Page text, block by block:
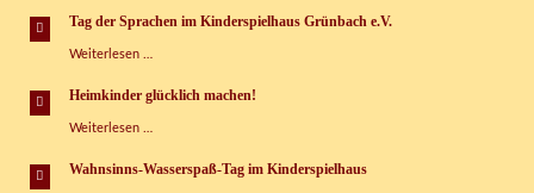
machen“
Tag der Sprachen im Kinderspielhaus Grünbach e.V.
Weiterlesen …
Sprachen
Kinderspielhaus
e.V.
Heimkinder glücklich machen!
Weiterlesen …
machen!
Wahnsinns-Wasserspaß-Tag im Kinderspielhaus